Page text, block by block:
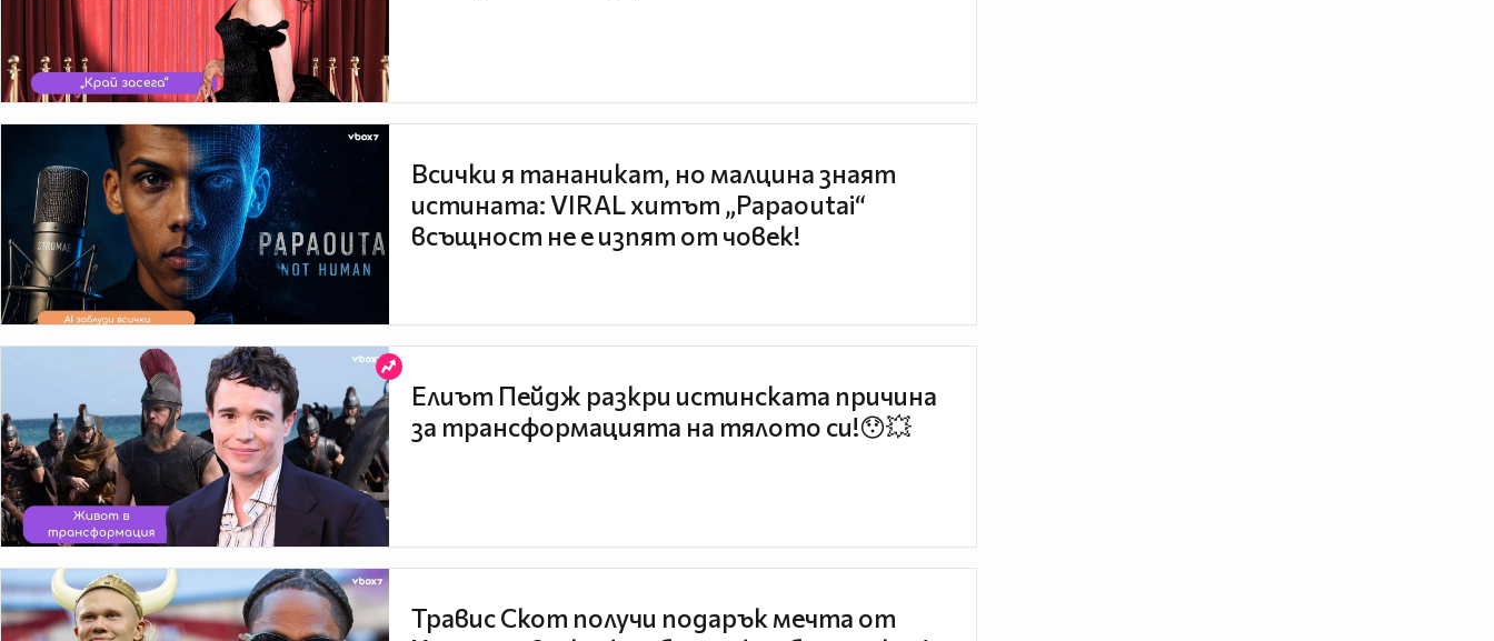
Всички я тананикат, но малцина знаят
истината: VIRAL хитът „Papaoutai“
всъщност не е изпят от човек!
Елиът Пейдж разкри истинската причина
за трансформацията на тялото си!😯💥
Травис Скот получи подарък мечта от